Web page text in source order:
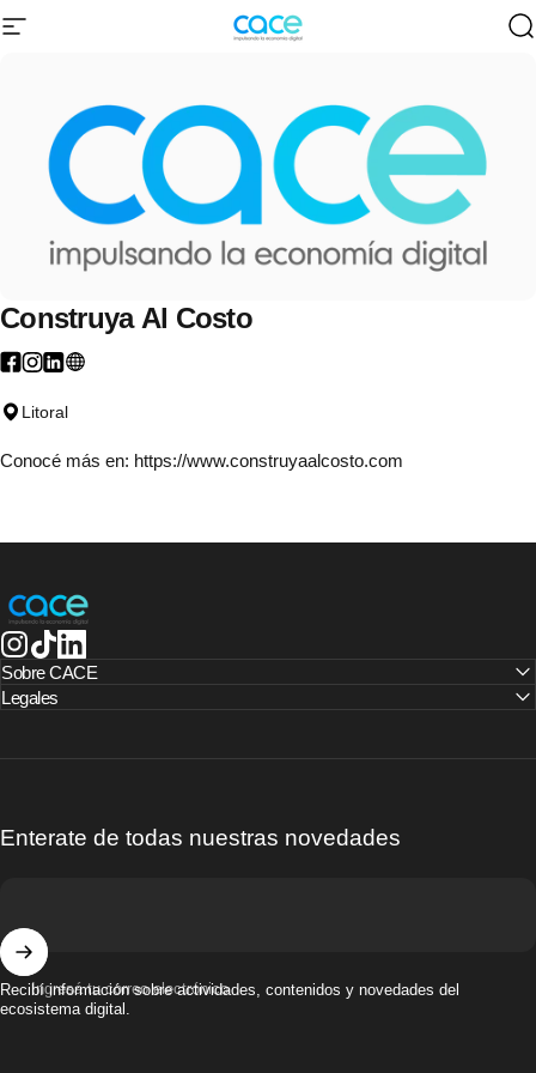
Navegación
CACE | Cámara Argentina de
Construya Al Costo
Litoral
Conocé más en: https://www.construyaalcosto.com
CACE | Cámara Argentina de Comercio Electrónico
Instagram
TikTokLinkedIn
Sobre CACE
Legales
Enterate de todas nuestras novedades
Ingresá tu correo electrónico
Recibí información sobre actividades, contenidos y novedades del
ecosistema digital.